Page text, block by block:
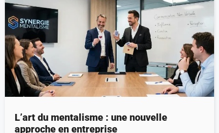
L’art du mentalisme : une nouvelle
approche en entreprise